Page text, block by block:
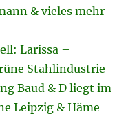
& vieles mehr
Larissa –
Stahlindustrie
Baud & D liegt im
Leipzig & Häme